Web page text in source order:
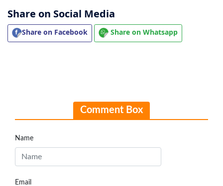
Share on Social Media
Share on Facebook Share on Whatsapp
Comment Box
Name
Email